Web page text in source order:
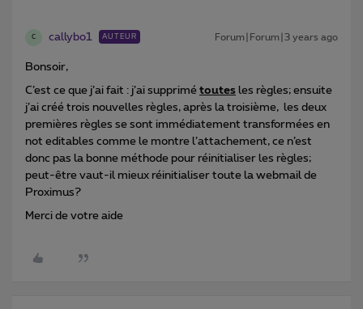
C callybo1 AUTEUR Forum|Forum|3 years ago
Bonsoir,
C’est ce que j’ai fait : j’ai supprimé toutes les règles; ensuite
j’ai créé trois nouvelles règles, après la troisième, les deux
premières règles se sont immédiatement transformées en
not editables comme le montre l’attachement, ce n’est
donc pas la bonne méthode pour réinitialiser les règles;
peut-être vaut-il mieux réinitialiser toute la webmail de
Proximus?
Merci de votre aide